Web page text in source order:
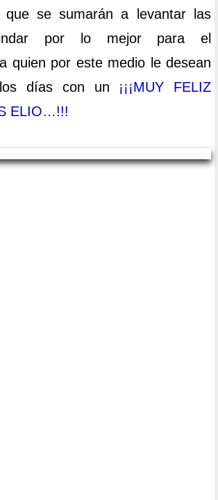
que se sumarán a levantar las
por lo mejor para el
quien por este medio le desean
días con un ¡¡¡MUY FELIZ
ELIO…!!!